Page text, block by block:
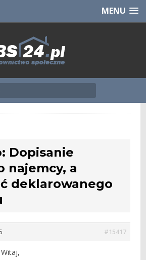
CHCĘ [klik]MENU
Dopisanie
najemcy, a
deklarowanego
#15417
Witaj,